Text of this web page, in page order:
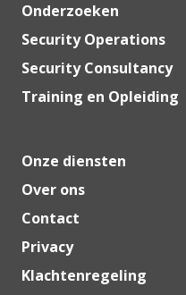
Onderzoeken
Security Operations
Security Consultancy
Training en Opleiding
Onze diensten
Over ons
Contact
Privacy
Klachtenregeling